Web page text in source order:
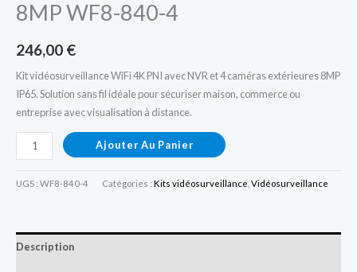
8MP WF8-840-4
246,00 €
Kit vidéosurveillance WiFi 4K PNI avec NVR et 4 caméras extérieures 8MP
IP65. Solution sans fil idéale pour sécuriser maison, commerce ou
entreprise avec visualisation à distance.
Ajouter Au Panier
UGS : WF8-840-4 Catégories : Kits vidéosurveillance Vidéosurveillance
Description